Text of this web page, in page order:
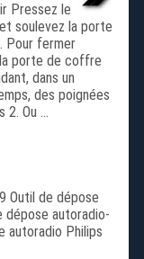
Pressez le
soulevez la porte
Pour fermer
porte de coffre
dans un
des poignées
2. Ou ...
Outil de dépose
dépose autoradio-
autoradio Philips